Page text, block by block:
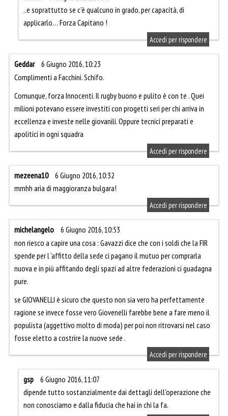
..e soprattutto se c’è qualcuno in grado, per capacità, di
applicarlo… Forza Capitano !
Accedi per rispondere
Geddar
6 Giugno 2016, 10:23
Complimenti a Facchini. Schifo.
Comunque, forza Innocenti. Il rugby buono e pulito è con te . Quei
milioni potevano essere investiti con progetti seri per chi arriva in
eccellenza e investe nelle giovanili. Oppure tecnici preparati e
apolitici in ogni squadra
Accedi per rispondere
mezeena10
6 Giugno 2016, 10:32
mmhh aria di maggioranza bulgara!
Accedi per rispondere
michelangelo
6 Giugno 2016, 10:53
non riesco a capire una cosa : Gavazzi dice che con i soldi che la FIR
spende per l ‘affitto della sede ci pagano il mutuo per comprarla
nuova e in più affitando degli spazi ad altre federazioni ci guadagna
pure.
se GIOVANELLI è sicuro che questo non sia vero ha perfettamente
ragione se invece fosse vero Giovenelli farebbe bene a fare meno il
populista (aggettivo molto di moda) per poi non ritrovarsi nel caso
fosse eletto a costrire la nuove sede .
Accedi per rispondere
gsp
6 Giugno 2016, 11:07
dipende tutto sostanzialmente dai dettagli dell’operazione che
non conosciamo e dalla fiducia che hai in chi la fa.